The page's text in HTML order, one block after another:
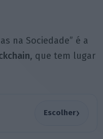
na Sociedade” é a
, que tem lugar
Escolher›